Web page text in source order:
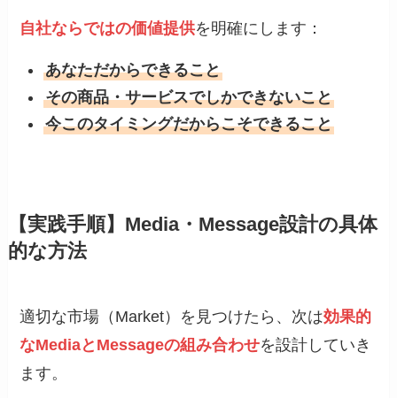
自社ならではの価値提供を明確にします：
あなただからできること
その商品・サービスでしかできないこと
今このタイミングだからこそできること
【実践手順】Media・Message設計の具体
的な方法
適切な市場（Market）を見つけたら、次は効果的
なMediaとMessageの組み合わせを設計していき
ます。